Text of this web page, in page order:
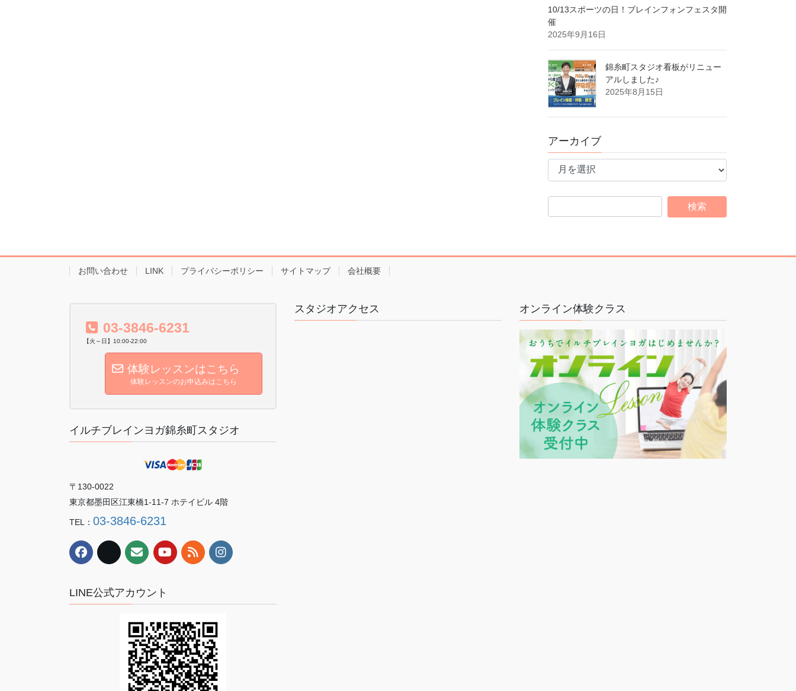
10/13スポーツの日！ブレインフォンフェスタ開
催
2025年9月16日
錦糸町スタジオ看板がリニュー
アルしました♪
2025年8月15日
アーカイブ
ア
ブ
お問い合わせ LINK プライバシーポリシー サイトマップ 会社概要
03-3846-6231
【火～日】10:00-22:00
体験レッスンはこちら
体験レッスンのお申込みはこちら
イルチブレインヨガ錦糸町スタジオ
〒130-0022
東京都墨田区江東橋1-11-7 ホテイビル 4階
TEL： 03-3846-6231
LINE公式アカウント
スタジオアクセス オンライン体験クラス